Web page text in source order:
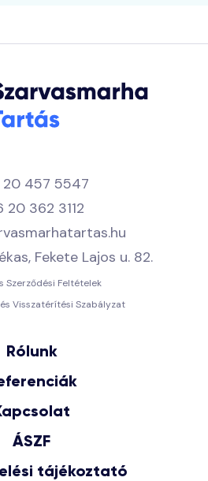
20 457 5547
20 362 3112
Fekete Lajos u. 82.
Szerződési Feltételek
Visszatérítési Szabályzat
Rólunk
ÁSZF
tájékoztató